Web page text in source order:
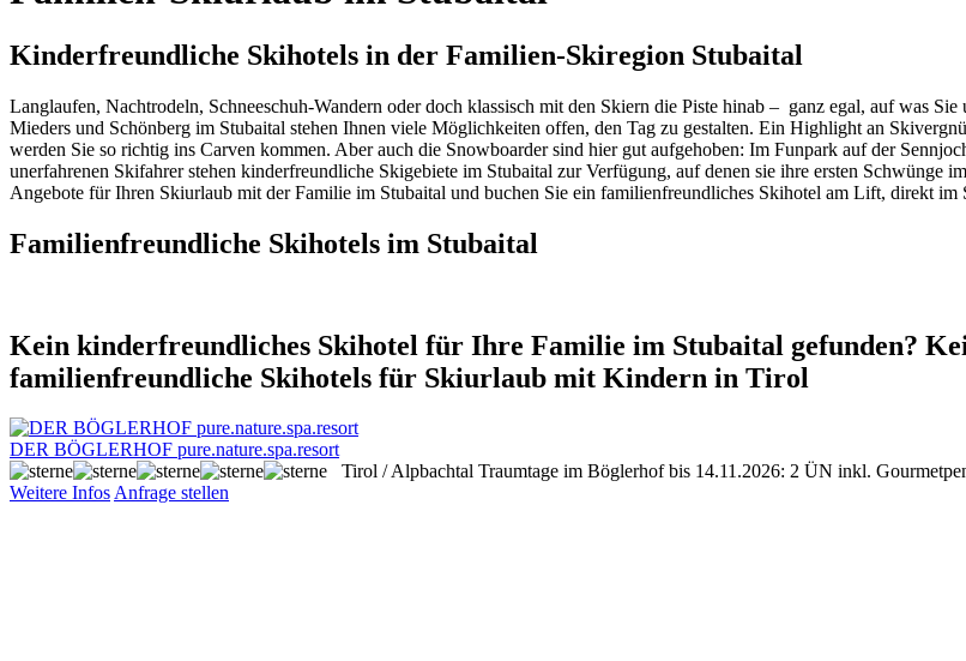
Kinderfreundliche Skihotels in der Familien-Skiregion Stubaital
Langlaufen, Nachtrodeln, Schneeschuh-Wandern oder doch klassisch mit den Skiern die Piste hinab – ganz egal, auf was
Mieders und Schönberg im Stubaital stehen Ihnen viele Möglichkeiten offen, den Tag zu gestalten. Ein Highlight an
werden Sie so richtig ins Carven kommen. Aber auch die Snowboarder sind hier gut aufgehoben: Im Funpark auf der
unerfahrenen Skifahrer stehen kinderfreundliche Skigebiete im Stubaital zur Verfügung, auf denen sie ihre ersten Schwünge
Angebote für Ihren Skiurlaub mit der Familie im Stubaital und buchen Sie ein familienfreundliches Skihotel am Lift, direkt im
Familienfreundliche Skihotels im Stubaital
Kein kinderfreundliches Skihotel für Ihre Familie im Stubaital gefunden?
familienfreundliche Skihotels für Skiurlaub mit Kindern in Tirol
DER BÖGLERHOF pure.nature.spa.resort
Tirol / Alpbachtal Traumtage im Böglerhof bis 14.11.2026: 2 ÜN inkl.
Weitere InfosAnfrage stellen